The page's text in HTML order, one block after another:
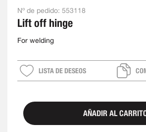
Nº de pedido: 553118
Lift off hinge
For welding
LISTA DE DESEOS
AÑADIR AL